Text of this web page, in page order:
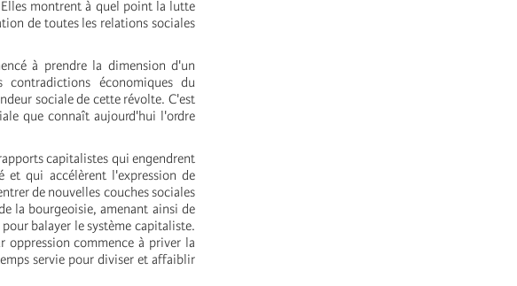
montrent à quel point la lutte
de toutes les relations sociales
à prendre la dimension d'un
contradictions économiques du
sociale de cette révolte. C'est
que connaît aujourd'hui l'ordre
capitalistes qui engendrent
et qui accélèrent l'expression de
de nouvelles couches sociales
la bourgeoisie, amenant ainsi de
balayer le système capitaliste.
oppression commence à priver la
servie pour diviser et affaiblir